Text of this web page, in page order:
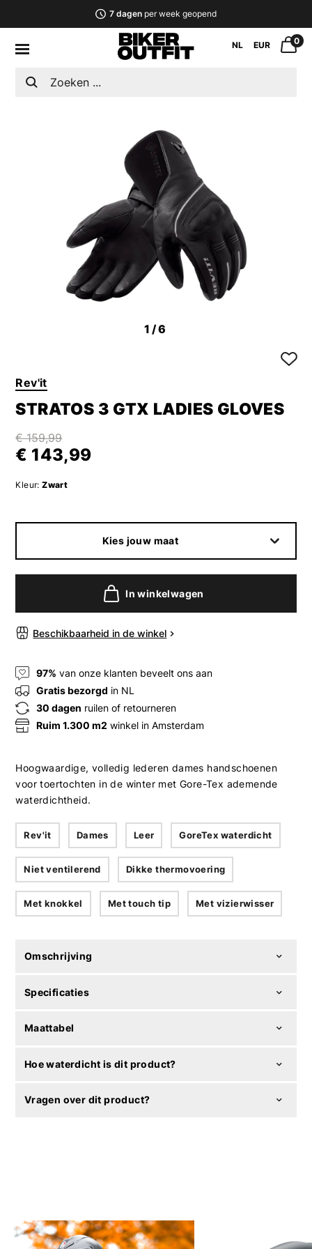
7 dagenper week geopend
NL EUR 0
1 /6
Rev'it
STRATOS 3 GTX LADIES GLOVES
€ 159,99
€ 143,99
Kleur: Zwart
Kies jouw maat
In winkelwagen
Beschikbaarheid in de winkel
97% van onze klanten beveelt ons aan
Gratis bezorgd in NL
30 dagen ruilen of retourneren
Ruim 1.300 m2 winkel in Amsterdam
Hoogwaardige, volledig lederen dames handschoenen
voor toertochten in de winter met Gore-Tex ademende
waterdichtheid.
Rev'it Dames Leer GoreTex waterdicht
Niet ventilerend Dikke thermovoering
Met knokkel Met touch tip Met vizierwisser
Omschrijving
Specificaties
Maattabel
Hoe waterdicht is dit product?
Vragen over dit product?